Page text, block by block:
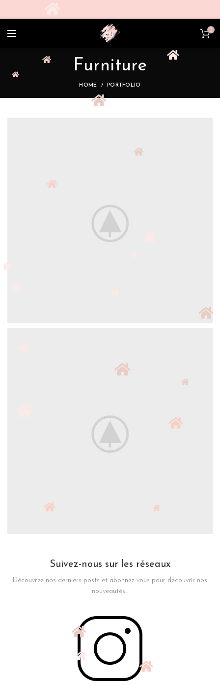
0
Furniture
HOME PORTFOLIO
Suivez-nous sur les réseaux
Découvrez nos derniers posts et abonnez-vous pour découvrir nos
nouveautés...